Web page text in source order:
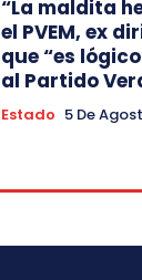
“La maldita
el PVEM, ex
que “es
al Partido
Estado 5 De